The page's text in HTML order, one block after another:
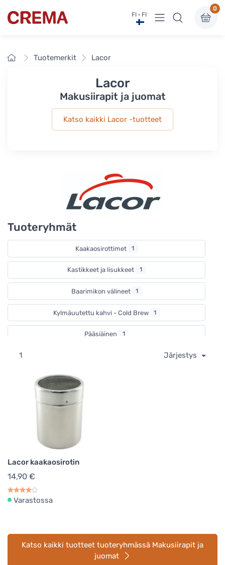
Crema FI · FI Näytä valikko
0
EtusivuTuotemerkit Lacor
Lacor
Makusiirapit ja juomat
Katso kaikki Lacor -tuotteet
Tuoteryhmät
Kaakaosirottimet 1
Kastikkeet ja lisukkeet 1
Baarimikon välineet 1
Kylmäuutettu kahvi - Cold Brew 1
Pääsiäinen 1
1 Järjestys
Lacor kaakaosirotin
14,90 €
Varastossa
Katso kaikki tuotteet tuoteryhmässä Makusiirapit ja
juomat